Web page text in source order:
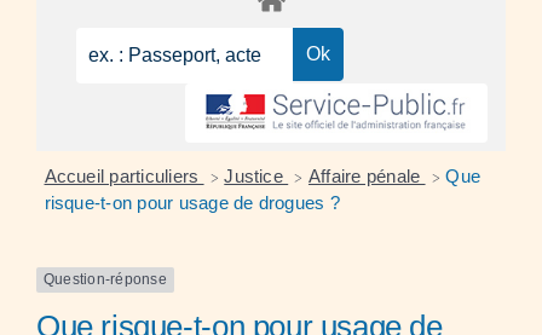
Accueil particuliers > Justice > Affaire pénale > Que
risque-t-on pour usage de drogues ?
Question-réponse
Que risque-t-on pour usage de